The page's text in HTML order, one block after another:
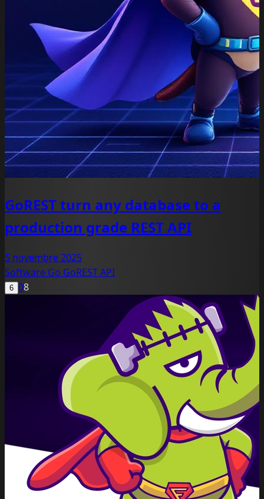
GoREST turn any database to a
production grade REST API
5 novembre 2025
Software Go GoRESTAPI
6 08